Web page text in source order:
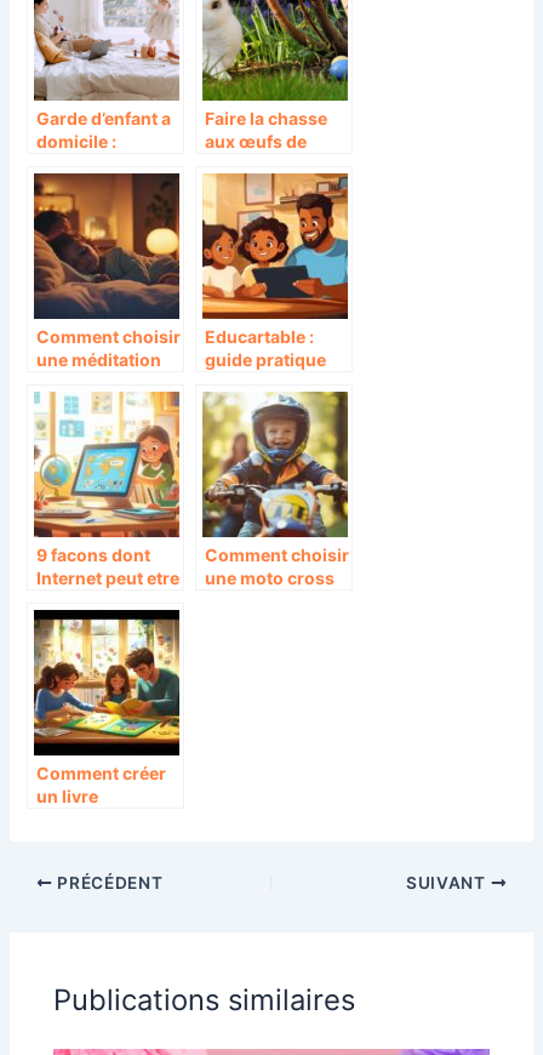
Garde d’enfant a
domicile :
conseils
Faire la chasse
aux œufs de
partage entre
petits et grands
Comment choisir
une méditation
votre enfant
efficacement
Educartable :
guide pratique
d’apprentissage
personnalisées
pour chaque
élève
9 facons dont
Internet peut etre
vos enfants :
securite et
opportunites du
web
Comment choisir
une moto cross
Comment créer
un livre
simples
PRÉCÉDENT SUIVANT
Publications similaires